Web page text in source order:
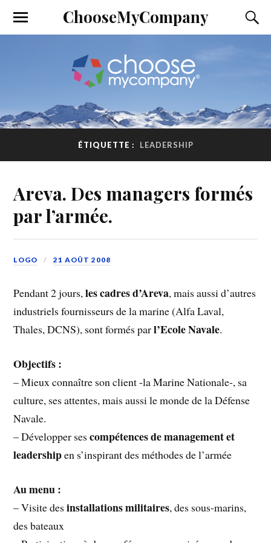
ChooseMyCompany
ÉTIQUETTE : LEADERSHIP
Areva. Des managers formés
par l’armée.
LOGO 21 AOÛT 2008
Pendant 2 jours,les cadres d’Areva, mais aussi d’autres
industriels fournisseurs de la marine (Alfa Laval,
Thales, DCNS), sont formés parl’Ecole Navale.
Objectifs :
– Mieux connaître son client -la Marine Nationale-, sa
culture, ses attentes, mais aussi le monde de la Défense
Navale.
– Développer sescompétences de management et
leadershipen s’inspirant des méthodes de l’armée
Au menu :
– Visite desinstallations militaires, des sous-marins,
des bateaux